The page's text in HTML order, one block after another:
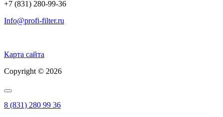
+7 (831) 280-99-36
Info@profi-filter.ru
Карта сайта
Copyright © 2026
8 (831) 280 99 36